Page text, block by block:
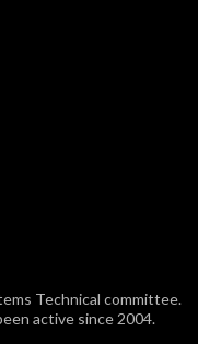
Technical committee.
active since 2004.